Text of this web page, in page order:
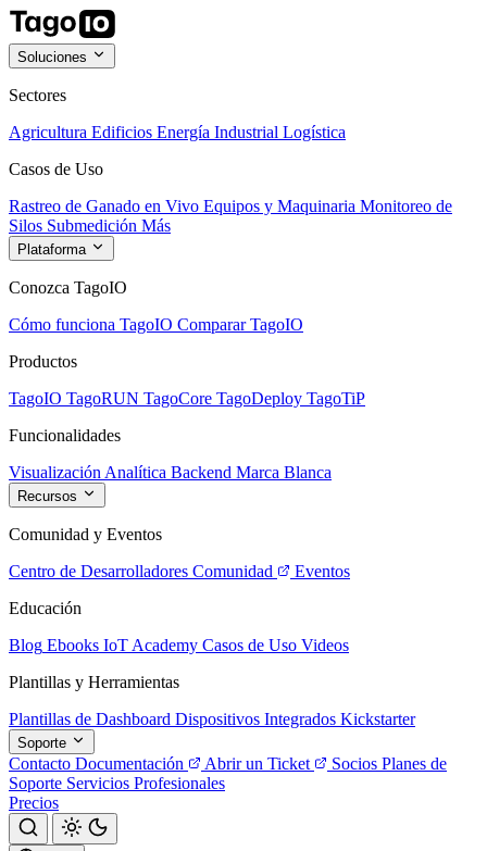
Soluciones
Sectores
Agricultura Edificios Energía Industrial Logística
Casos de Uso
Rastreo de Ganado en Vivo Equipos y Maquinaria Monitoreo de
Silos Submedición Más
Plataforma
Conozca TagoIO
Cómo funciona TagoIO Comparar TagoIO
Productos
TagoIO TagoRUN TagoCore TagoDeploy TagoTiP
Funcionalidades
Visualización Analítica Backend Marca Blanca
Recursos
Comunidad y Eventos
Centro de Desarrolladores Comunidad
Eventos
Educación
Blog Ebooks IoT Academy Casos de Uso Videos
Plantillas y Herramientas
Plantillas de Dashboard Dispositivos Integrados Kickstarter
Soporte
Contacto Documentación Abrir un Ticket Socios Planes de
Soporte Servicios Profesionales
Precios